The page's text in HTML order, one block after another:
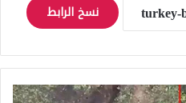
نسخ الرابط